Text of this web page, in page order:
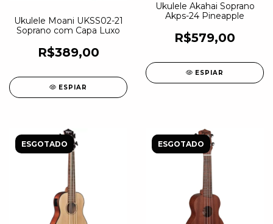
Ukulele Moani UKSS02-21
Soprano com Capa Luxo
R$389,00
ESPIAR
Ukulele Akahai Soprano
Akps-24 Pineapple
R$579,00
ESPIAR
ESGOTADO ESGOTADO